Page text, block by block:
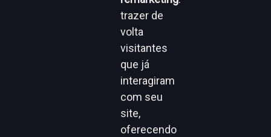
trazer de
volta
visitantes
que já
interagiram
com seu
site,
oferecendo